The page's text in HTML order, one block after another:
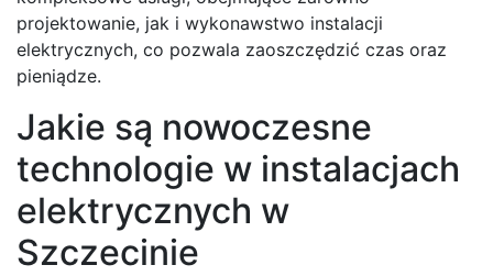
projektowanie, jak i wykonawstwo instalacji
elektrycznych, co pozwala zaoszczędzić czas oraz
pieniądze.
Jakie są nowoczesne
technologie w instalacjach
elektrycznych w
Szczecinie